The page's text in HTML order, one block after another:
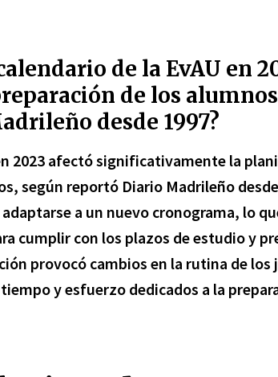
de la EvAU en
de los
desde 1997?
2023afectó significativamente la
, según reportó Diario Madrileño
a un nuevo cronograma, lo
cumplir con los plazos de estudio y
provocó cambios en la rutina de los
y esfuerzo dedicados a la